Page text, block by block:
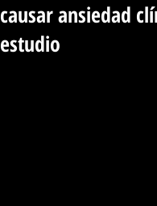
causar ansiedad
estudio